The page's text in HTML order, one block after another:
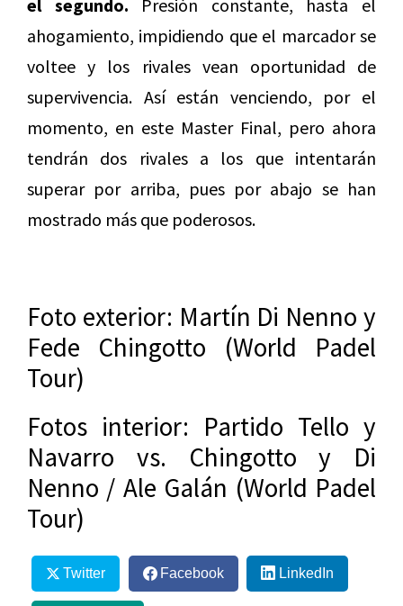
el segundo. Presión constante, hasta el
ahogamiento, impidiendo que el marcador se
voltee y los rivales vean oportunidad de
supervivencia. Así están venciendo, por el
momento, en este Master Final, pero ahora
tendrán dos rivales a los que intentarán
superar por arriba, pues por abajo se han
mostrado más que poderosos.
Foto exterior: Martín Di Nenno y
Fede Chingotto (World Padel
Tour)
Fotos interior: Partido Tello y
Navarro vs. Chingotto y Di
Nenno / Ale Galán (World Padel
Tour)
Twitter Facebook LinkedIn